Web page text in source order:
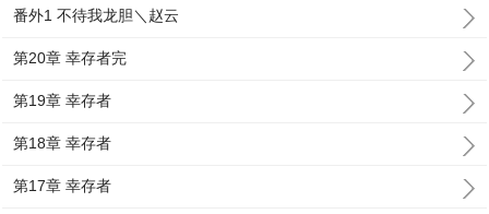
番外1 不待我龙胆＼赵云
第20章 幸存者完
第19章 幸存者
第18章 幸存者
第17章 幸存者